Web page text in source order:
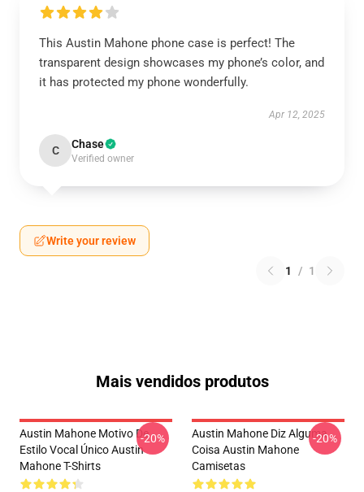
This Austin Mahone phone case is perfect! The
transparent design showcases my phone’s color, and
it has protected my phone wonderfully.
Apr 12, 2025
C Chase
Verified owner
Write your review
1 / 1
Mais vendidos produtos
Austin Mahone Motivo De
Estilo Vocal Único Austin
Mahone T-Shirts
-20%
Austin Mahone Diz Alguma
Coisa Austin Mahone
Camisetas
-20%